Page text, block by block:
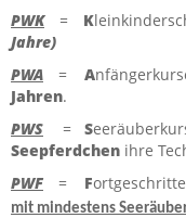
PWK
= K
Jahre)
PWA
= A
Jahren.
PWS
= S
Seepferdchen ihre
PWF
= F
mit mindestens